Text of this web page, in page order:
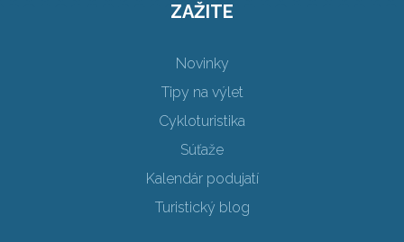
ZAŽITE
Novinky
Tipy na výlet
Cykloturistika
Súťaže
Kalendár podujatí
Turistický blog